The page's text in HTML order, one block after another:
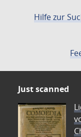
Hilfe zur
Just scanned